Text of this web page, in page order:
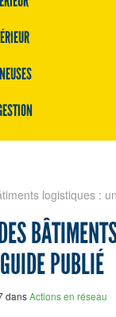
logistiques :
PUBLIÉ
dansActions en réseau